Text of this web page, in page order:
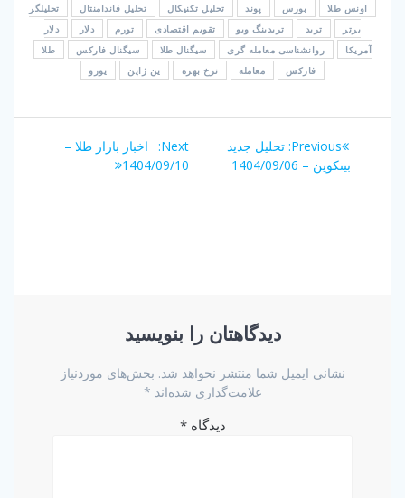
اونس طلا
بورس پوند تحلیل تکنیکال تحلیل فاندامنتال
تحلیلگر
برتر
ترید تریدینگ ویو تقویم اقتصادی تورم دلار
دلار
آمریکا
روانشناسی معامله گری سیگنال طلا سیگنال فارکس
طلا
فارکس
معامله نرخ بهره ین ژاپن یورو
راهبری
نوشته
Previous:
Previous
post:
تحلیل جدید
بیتکوین – 1404/09/06
Next:
Next
post:
اخبار بازار طلا –
1404/09/10
دیدگاهتان را بنویسید
نشانی ایمیل شما منتشر نخواهد شد. بخش‌های موردنیاز
علامت‌گذاری شده‌اند *
دیدگاه*